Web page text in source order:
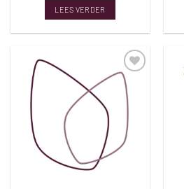
LEES VERDER
Toevoegen
aan
verlanglijst